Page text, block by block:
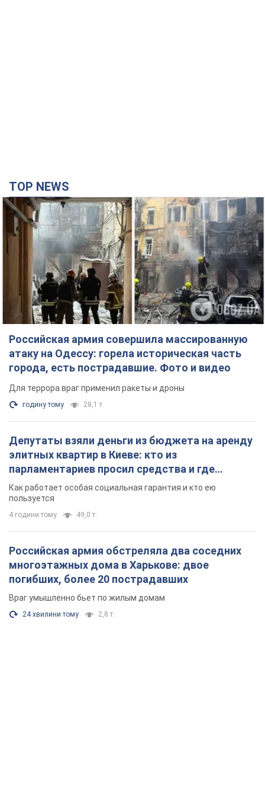
TOP NEWS
Российская армия совершила массированную
атаку на Одессу: горела историческая часть
города, есть пострадавшие. Фото и видео
Для террора враг применил ракеты и дроны
годину тому 28,1 т.
Депутаты взяли деньги из бюджета на аренду
элитных квартир в Киеве: кто из
парламентариев просил средства и где
поселился
Как работает особая социальная гарантия и кто ею
пользуется
4 години тому 49,0 т.
Российская армия обстреляла два соседних
многоэтажных дома в Харькове: двое
погибших, более 20 пострадавших
Враг умышленно бьет по жилым домам
24 хвилини тому 2,8 т.